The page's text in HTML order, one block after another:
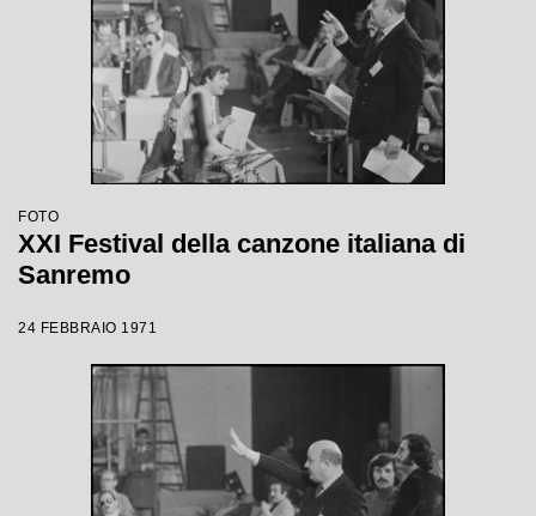
FOTO
XXI Festival della canzone italiana di
Sanremo
24 FEBBRAIO 1971